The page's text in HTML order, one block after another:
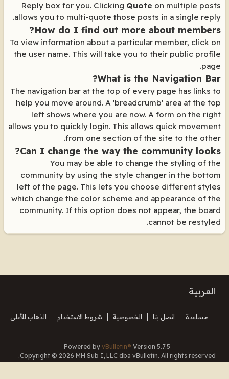
Reply box for you. Clicking Quote on multiple posts
allows you to multi-quote those posts in a single reply.
How do I find out more about members?
To view information about a particular member, click on
the user name. This will take you to their public profile
page.
What is the Navigation Bar?
The navigation bar at the top of every page has links to
help you move around. A 'breadcrumb' area at the top
left shows where you are now. A form on the right
allows you to quickly login. This allows quick movement
from one section of the site to the other.
Can I change the way the community looks?
You may be able to change the styling of the
community by using the style changer in the bottom
left of the page. This lets you choose different styles
which change the color scheme and appearance of the
community. If this option does not appear, the board
cannot be restyled.
العربية
مساعدة اتصل بنا الخصوصية شروط الاستخدام الذهاب للأعلى
Powered by vBulletin® Version 5.7.5
Copyright © 2026 MH Sub I, LLC dba vBulletin. All rights reserved.